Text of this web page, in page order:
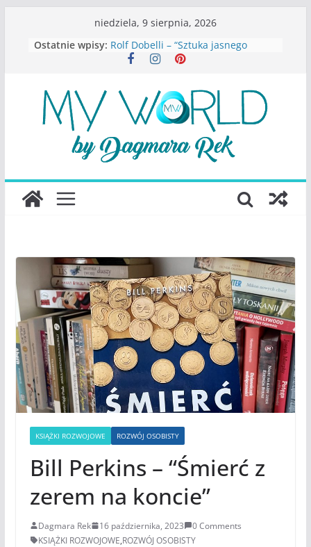
niedziela, 9 sierpnia, 2026
Ostatnie wpisy: Rolf Dobelli – “Sztuka jasnego
myślenia”
Konstancina. Sekrety seksbiznesu”
Katarzyna Lewandowicz – Zanim
straciliśmy siebie
Judith Joseph – “Wysoko
funkcjonująca depresja”
S.Wynn-Williams – “Bezwzględni. O
największego portalu
KSIĄŻKI ROZWOJOWE ROZWÓJ OSOBISTY
Bill Perkins – “Śmierć z
zerem na koncie”
Dagmara Rek 16 października, 2023
0 Comments
KSIĄŻKI ROZWOJOWE,ROZWÓJ OSOBISTY